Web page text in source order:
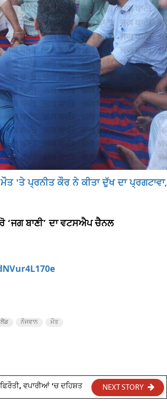
'ਤੇ ਪ੍ਰਨੀਤ ਕੌਰ ਨੇ ਕੀਤਾ ਦੁੱਖ ਦਾ ਪ੍ਰਗਟਾਵਾ,
ਬਾਣੀ’ ਦਾ ਵਟਸਐਪ ਚੈਨਲ
ਨੌਜਵਾਨ ਮੌਤ
ਵਪਾਰੀਆਂ ’ਚ ਦਹਿਸ਼ਤ NEXT STORY